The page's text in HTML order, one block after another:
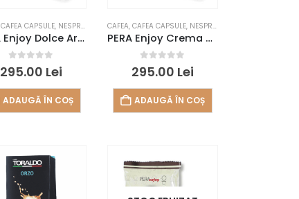
CAFEA CAPSULE, NESPRESSO
PERA Enjoy Dolce Aroma (Nespresso, 50 buc)
0 out of 5
295.00 Lei
ADAUGĂ ÎN COȘ
CAFEA, CAFEA CAPSULE, NESPRESSO
PERA Enjoy Crema Bar (Nespresso, 50 buc)
0 out of 5
295.00 Lei
ADAUGĂ ÎN COȘ